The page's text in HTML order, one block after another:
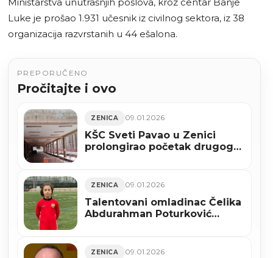
Luke je prošao 1.931 učesnik iz civilnog sektora, iz 38
organizacija razvrstanih u 44 ešalona.
PREPORUČENO
Pročitajte i ovo
ZENICA 09.01.2026
KŠC Sveti Pavao u Zenici
prolongirao početak drugog
ZENICA 09.01.2026
Talentovani omladinac Čelika
Abdurahman Poturković
ZENICA 09.01.2026